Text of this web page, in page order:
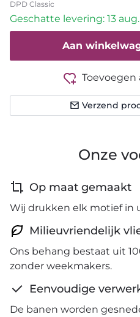
DPD Classic
Geschatte levering: 13 aug.
Aan
Toevoegen
Verzend
Onze
Op maat gemaakt
Wij drukken elk motief in
Milieuvriendelijk
Ons behang bestaat uit
zonder weekmakers.
Eenvoudige
De banen worden